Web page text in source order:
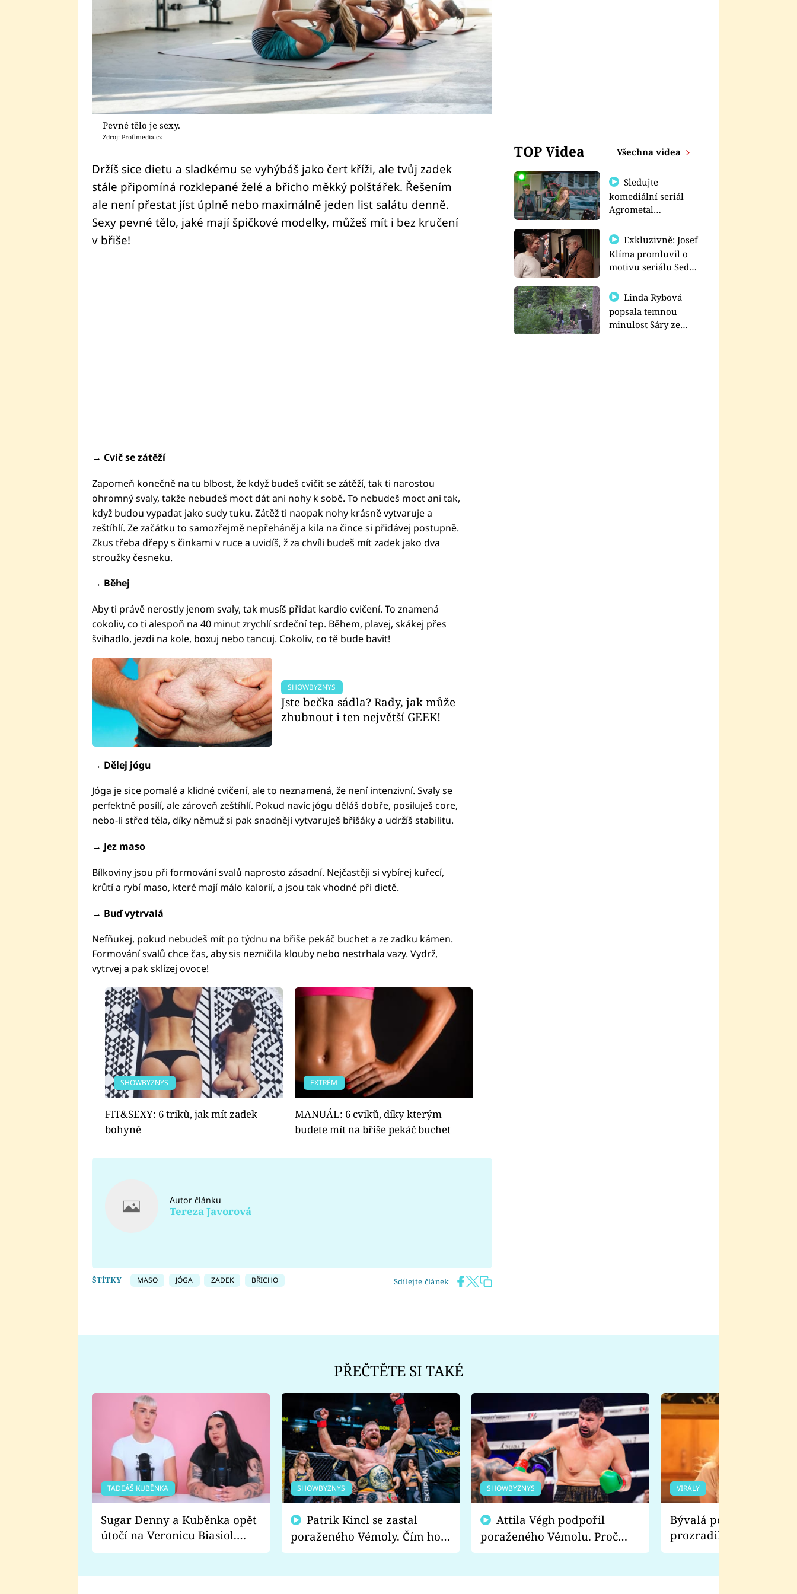
Pevné tělo je sexy.
Zdroj: Profimedia.cz
Držíš sice dietu a sladkému se vyhýbáš jako čert kříži, ale tvůj zadek
stále připomíná rozklepané želé a břicho měkký polštářek. Řešením
ale není přestat jíst úplně nebo maximálně jeden list salátu denně.
Sexy pevné tělo, jaké mají špičkové modelky, můžeš mít i bez kručení
v břiše!
→ Cvič se zátěží
Zapomeň konečně na tu blbost, že když budeš cvičit se zátěží, tak ti narostou
ohromný svaly, takže nebudeš moct dát ani nohy k sobě. To nebudeš moct ani tak,
když budou vypadat jako sudy tuku. Zátěž ti naopak nohy krásně vytvaruje a
zeštíhlí. Ze začátku to samozřejmě nepřeháněj a kila na čince si přidávej postupně.
Zkus třeba dřepy s činkami v ruce a uvidíš, ž za chvíli budeš mít zadek jako dva
stroužky česneku.
→ Běhej
Aby ti právě nerostly jenom svaly, tak musíš přidat kardio cvičení. To znamená
cokoliv, co ti alespoň na 40 minut zrychlí srdeční tep. Během, plavej, skákej přes
švihadlo, jezdi na kole, boxuj nebo tancuj. Cokoliv, co tě bude bavit!
SHOWBYZNYS
Jste bečka sádla? Rady, jak může
zhubnout i ten největší GEEK!
→ Dělej jógu
Jóga je sice pomalé a klidné cvičení, ale to neznamená, že není intenzivní. Svaly se
perfektně posílí, ale zároveň zeštíhlí. Pokud navíc jógu děláš dobře, posiluješ core,
nebo-li střed těla, díky němuž si pak snadněji vytvaruješ břišáky a udržíš stabilitu.
→ Jez maso
Bílkoviny jsou při formování svalů naprosto zásadní. Nejčastěji si vybírej kuřecí,
krůtí a rybí maso, které mají málo kalorií, a jsou tak vhodné při dietě.
→ Buď vytrvalá
Nefňukej, pokud nebudeš mít po týdnu na břiše pekáč buchet a ze zadku kámen.
Formování svalů chce čas, aby sis nezničila klouby nebo nestrhala vazy. Vydrž,
vytrvej a pak sklízej ovoce!
SHOWBYZNYS
FIT&SEXY: 6 triků, jak mít zadek
bohyně
EXTRÉM
MANUÁL: 6 cviků, díky kterým
budete mít na břiše pekáč buchet
Autor článku
Tereza Javorová
Sdílejte článek
ŠTÍTKY MASO JÓGA ZADEK BŘICHO
TOP Videa Všechna videa
Sledujte
komediální seriál
Agrometal
prima+
Exkluzivně: Josef
Klíma promluvil o
motivu seriálu Sedm
Linda Rybová
popsala temnou
minulost Sáry ze
PŘEČTĚTE SI TAKÉ
TADEÁŠ KUBĚNKA
Sugar Denny a Kuběnka opět
útočí na Veronicu Biasiol.
Proč je podle nich falešná a
SHOWBYZNYS
poraženého Vémoly. Čím ho
fanoušci naštvali?
SHOWBYZNYS
poraženého Vémolu. Proč
chce raději zápasit s ním než
VIRÁLY
Bývalá pornoherečka
prozradila, co ji
natáčení Euforie.